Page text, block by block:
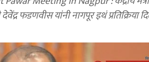
फडणवीस यांनी नागपूर इथं प्रतिक्रिया